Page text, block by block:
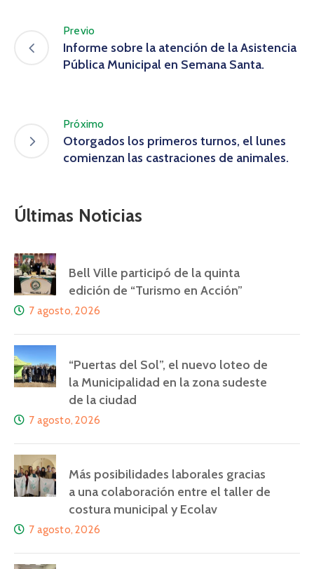
Previo
Informe sobre la atención de la Asistencia
Pública Municipal en Semana Santa.
Próximo
Otorgados los primeros turnos, el lunes
comienzan las castraciones de animales.
Últimas Noticias
Bell Ville participó de la quinta
edición de “Turismo en Acción”
7 agosto, 2026
“Puertas del Sol”, el nuevo loteo de
la Municipalidad en la zona sudeste
de la ciudad
7 agosto, 2026
Más posibilidades laborales gracias
a una colaboración entre el taller de
costura municipal y Ecolav
7 agosto, 2026